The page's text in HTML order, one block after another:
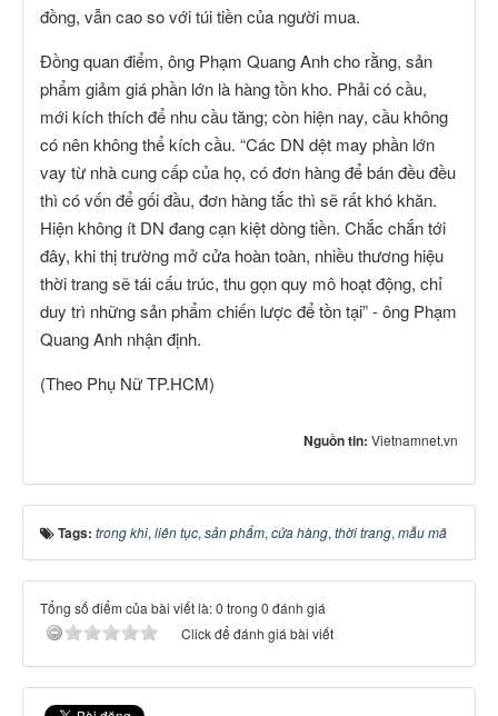
đồng, vẫn cao so với túi tiền của người mua.
Đồng quan điểm, ông Phạm Quang Anh cho rằng, sản
phẩm giảm giá phần lớn là hàng tồn kho. Phải có cầu,
mới kích thích để nhu cầu tăng; còn hiện nay, cầu không
có nên không thể kích cầu. “Các DN dệt may phần lớn
vay từ nhà cung cấp của họ, có đơn hàng để bán đều đều
thì có vốn để gối đầu, đơn hàng tắc thì sẽ rất khó khăn.
Hiện không ít DN đang cạn kiệt dòng tiền. Chắc chắn tới
đây, khi thị trường mở cửa hoàn toàn, nhiều thương hiệu
thời trang sẽ tái cấu trúc, thu gọn quy mô hoạt động, chỉ
duy trì những sản phẩm chiến lược để tồn tại” - ông Phạm
Quang Anh nhận định.
(Theo Phụ Nữ TP.HCM)
Nguồn tin: Vietnamnet.vn
Tags: trong khi, liên tục, sản phẩm, cửa hàng, thời trang, mẫu mã
Tổng số điểm của bài viết là: 0 trong 0 đánh giá
Click để đánh giá bài viết